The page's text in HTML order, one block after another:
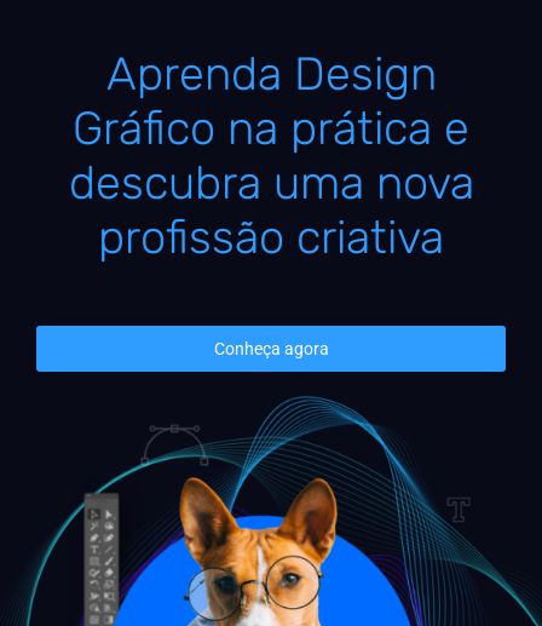
Aprenda Design
Gráfico na prática e
descubra uma nova
profissão criativa
Conheça agora